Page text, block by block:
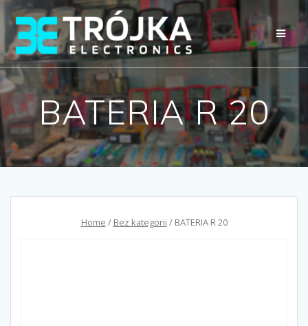
Przejdź
do
treści
BATERIA R 20
Home / Bez kategorii / BATERIA R 20